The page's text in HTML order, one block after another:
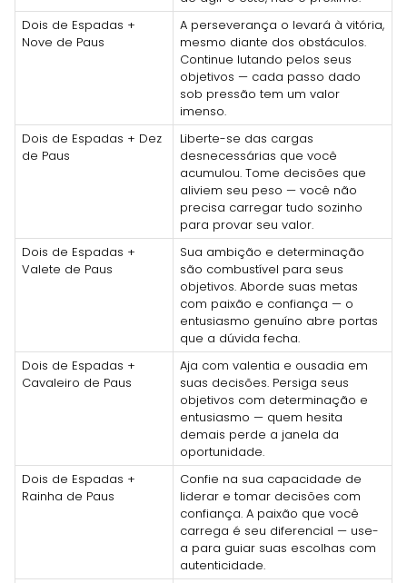
Dois de Espadas +
Nove de Paus
A perseverança o levará à vitória,
mesmo diante dos obstáculos.
Continue lutando pelos seus
objetivos — cada passo dado
sob pressão tem um valor
imenso.
Dois de Espadas + Dez
de Paus
Liberte-se das cargas
desnecessárias que você
acumulou. Tome decisões que
aliviem seu peso — você não
precisa carregar tudo sozinho
para provar seu valor.
Dois de Espadas +
Valete de Paus
Sua ambição e determinação
são combustível para seus
objetivos. Aborde suas metas
com paixão e confiança — o
entusiasmo genuíno abre portas
que a dúvida fecha.
Dois de Espadas +
Cavaleiro de Paus
Aja com valentia e ousadia em
suas decisões. Persiga seus
objetivos com determinação e
entusiasmo — quem hesita
demais perde a janela da
oportunidade.
Dois de Espadas +
Rainha de Paus
Confie na sua capacidade de
liderar e tomar decisões com
confiança. A paixão que você
carrega é seu diferencial — use-
a para guiar suas escolhas com
autenticidade.